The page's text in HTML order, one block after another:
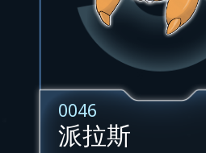
0046
派拉斯